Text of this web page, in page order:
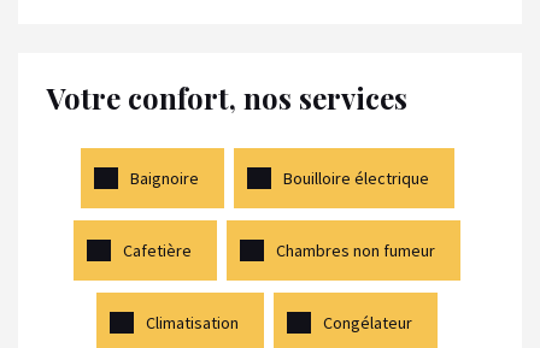
Votre confort, nos services
Baignoire Bouilloire électrique
Cafetière Chambres non fumeur
Climatisation Congélateur